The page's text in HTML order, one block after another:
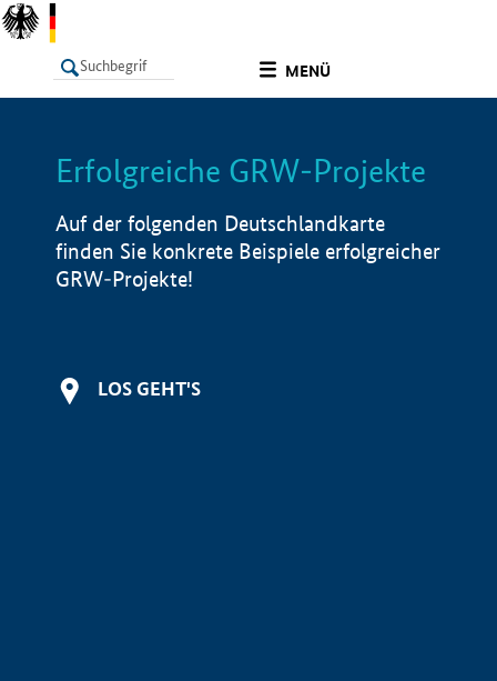
MENÜ
LISTE Info
Erfolgreiche GRW-Projekte
Auf der folgenden Deutschlandkarte
finden Sie konkrete Beispiele erfolgreicher
GRW-Projekte!
LOS GEHT'S